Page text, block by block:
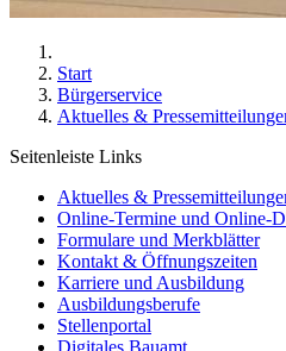
Start
Bürgerservice
Aktuelles &
Seitenleiste Links
Aktuelles &
Online-Termine und Online-
Formulare und Merkblätter
Kontakt & Öffnungszeiten
Karriere und Ausbildung
Ausbildungsberufe
Stellenportal
Digitales Bauamt